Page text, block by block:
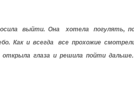
выйти. Она хотела погулять,
и всегда все прохожие
глаза и решила пойти